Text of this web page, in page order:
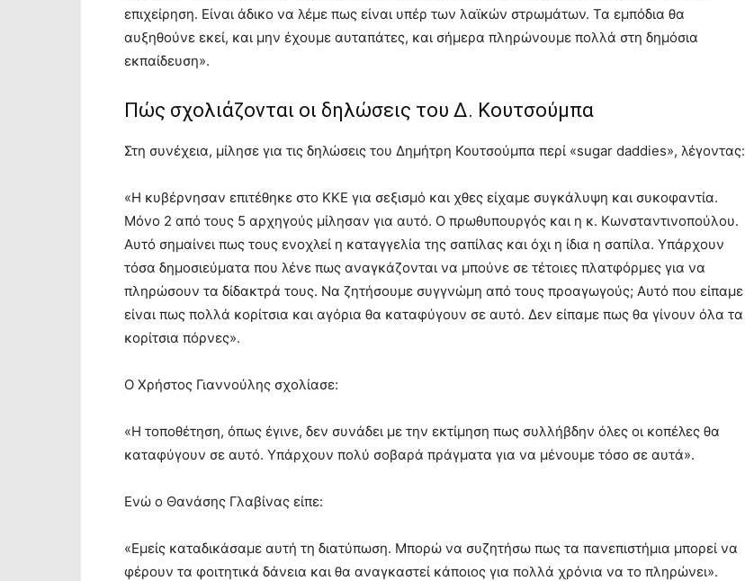
επιχείρηση. Είναι άδικο να λέμε πως είναι υπέρ των λαϊκών στρωμάτων. Τα εμπόδια θα
αυξηθούνε εκεί, και μην έχουμε αυταπάτες, και σήμερα πληρώνουμε πολλά στη δημόσια
εκπαίδευση».
Πώς σχολιάζονται οι δηλώσεις του Δ. Κουτσούμπα
Στη συνέχεια, μίλησε για τις δηλώσεις του Δημήτρη Κουτσούμπα περί «sugar daddies», λέγοντας:
«Η κυβέρνησαν επιτέθηκε στο ΚΚΕ για σεξισμό και χθες είχαμε συγκάλυψη και συκοφαντία.
Μόνο 2 από τους 5 αρχηγούς μίλησαν για αυτό. Ο πρωθυπουργός και η κ. Κωνσταντινοπούλου.
Αυτό σημαίνει πως τους ενοχλεί η καταγγελία της σαπίλας και όχι η ίδια η σαπίλα. Υπάρχουν
τόσα δημοσιεύματα που λένε πως αναγκάζονται να μπούνε σε τέτοιες πλατφόρμες για να
πληρώσουν τα δίδακτρά τους. Να ζητήσουμε συγγνώμη από τους προαγωγούς; Αυτό που είπαμε
είναι πως πολλά κορίτσια και αγόρια θα καταφύγουν σε αυτό. Δεν είπαμε πως θα γίνουν όλα τα
κορίτσια πόρνες».
Ο Χρήστος Γιαννούλης σχολίασε:
«Η τοποθέτηση, όπως έγινε, δεν συνάδει με την εκτίμηση πως συλλήβδην όλες οι κοπέλες θα
καταφύγουν σε αυτό. Υπάρχουν πολύ σοβαρά πράγματα για να μένουμε τόσο σε αυτά».
Ενώ ο Θανάσης Γλαβίνας είπε:
«Εμείς καταδικάσαμε αυτή τη διατύπωση. Μπορώ να συζητήσω πως τα πανεπιστήμια μπορεί να
φέρουν τα φοιτητικά δάνεια και θα αναγκαστεί κάποιος για πολλά χρόνια να το πληρώνει».